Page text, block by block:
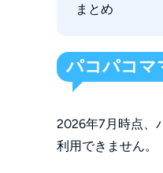
新規会員で
急にパコパ
StreamFab
保存した動
まとめ
パコパコマ
2026年7月時点、
利用できません。